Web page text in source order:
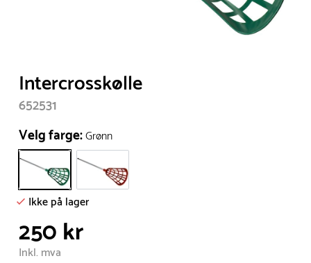
1
of
1
Intercrosskølle
652531
Velg farge:Grønn
Ikke på lager
250 kr
Inkl. mva